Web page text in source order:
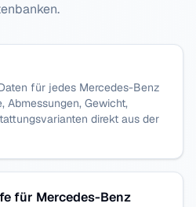
für jedes Mercedes-Benz
Abmessungen, Gewicht,
direkt aus der
für Mercedes-Benz